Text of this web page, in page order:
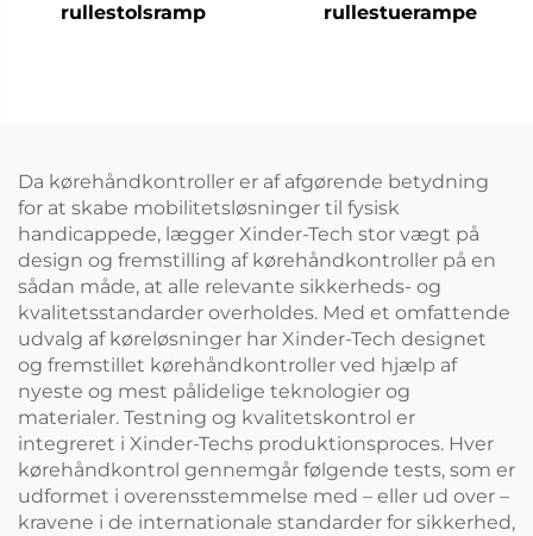
rullestolsramp rullestuerampe
Da kørehåndkontroller er af afgørende betydning
for at skabe mobilitetsløsninger til fysisk
handicappede, lægger Xinder-Tech stor vægt på
design og fremstilling af kørehåndkontroller på en
sådan måde, at alle relevante sikkerheds- og
kvalitetsstandarder overholdes. Med et omfattende
udvalg af køreløsninger har Xinder-Tech designet
og fremstillet kørehåndkontroller ved hjælp af
nyeste og mest pålidelige teknologier og
materialer. Testning og kvalitetskontrol er
integreret i Xinder-Techs produktionsproces. Hver
kørehåndkontrol gennemgår følgende tests, som er
udformet i overensstemmelse med – eller ud over –
kravene i de internationale standarder for sikkerhed,